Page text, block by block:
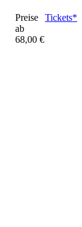
Preise
ab
68,00 €
Tickets*